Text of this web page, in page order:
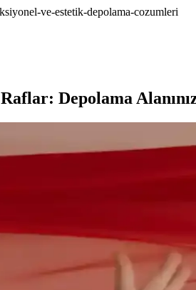
ve-estetik-depolama-cozumleri
Depolama